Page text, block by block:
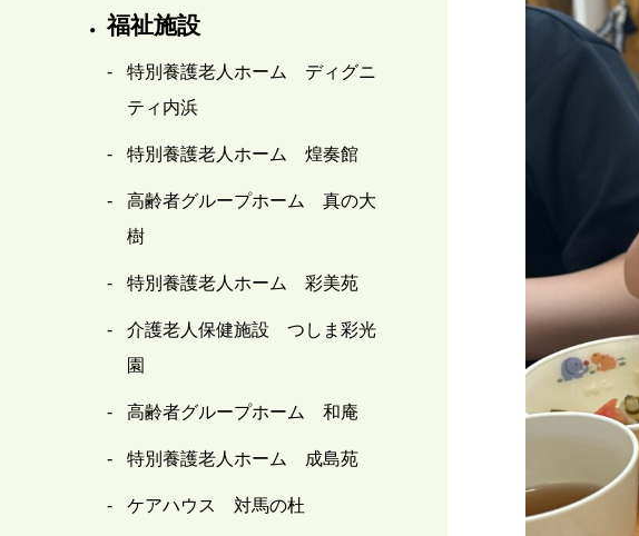
福祉施設
特別養護老人ホーム ディグニ
ティ内浜
特別養護老人ホーム 煌奏館
高齢者グループホーム 真の大
樹
特別養護老人ホーム 彩美苑
介護老人保健施設 つしま彩光
園
高齢者グループホーム 和庵
特別養護老人ホーム 成島苑
ケアハウス 対馬の杜